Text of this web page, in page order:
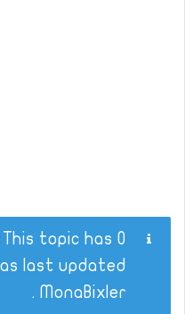
last updated
MonaBixler
.